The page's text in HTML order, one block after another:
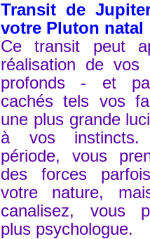
Transit de
votre Pluton natal
Ce transit peut
réalisation de vos
profonds - et
cachés tels vos
une plus grande
à vos instincts.
période, vous
des forces
votre nature,
canalisez, vous
plus psychologue.